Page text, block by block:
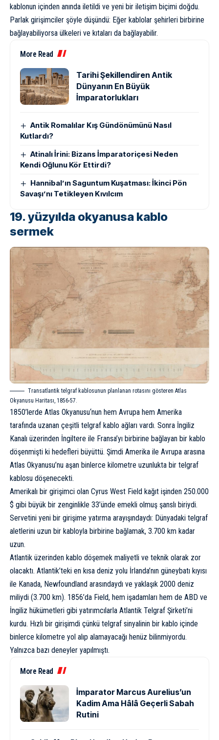
kablonun içinden anında iletildi ve yeni bir iletişim biçimi doğdu.
Parlak girişimciler şöyle düşündü: Eğer kablolar şehirleri birbirine
bağlayabiliyorsa ülkeleri ve kıtaları da bağlayabilir.
More Read
Tarihi Şekillendiren Antik
Dünyanın En Büyük
İmparatorlukları
Antik Romalılar Kış Gündönümünü Nasıl
Kutlardı?
Atinalı İrini: Bizans İmparatoriçesi Neden
Kendi Oğlunu Kör Ettirdi?
Hannibal’ın Saguntum Kuşatması: İkinci Pön
Savaşı’nı Tetikleyen Kıvılcım
19. yüzyılda okyanusa kablo
sermek
Transatlantik telgraf kablosunun planlanan rotasını gösteren Atlas
Okyanusu Haritası, 1856-57.
1850’lerde Atlas Okyanusu‘nun hem Avrupa hem Amerika
tarafında uzanan çeşitli telgraf kablo ağları vardı. Sonra İngiliz
Kanalı üzerinden İngiltere ile Fransa’yı birbirine bağlayan bir kablo
döşenmişti ki hedefleri büyüttü. Şimdi Amerika ile Avrupa arasına
Atlas Okyanusu’nu aşan binlerce kilometre uzunlukta bir telgraf
kablosu döşenecekti.
Amerikalı bir girişimci olan Cyrus West Field kağıt işinden 250.000
$ gibi büyük bir zenginlikle 33’ünde emekli olmuş şanslı biriydi.
Servetini yeni bir girişime yatırma arayışındaydı: Dünyadaki telgraf
aletlerini uzun bir kabloyla birbirine bağlamak, 3.700 km kadar
uzun.
Atlantik üzerinden kablo döşemek maliyetli ve teknik olarak zor
olacaktı. Atlantik’teki en kısa deniz yolu İrlanda’nın güneybatı kıyısı
ile Kanada, Newfoundland arasındaydı ve yaklaşık 2000 deniz
miliydi (3.700 km). 1856’da Field, hem işadamları hem de ABD ve
İngiliz hükümetleri gibi yatırımcılarla Atlantik Telgraf Şirketi’ni
kurdu. Hızlı bir girişimdi çünkü telgraf sinyalinin bir kablo içinde
binlerce kilometre yol alıp alamayacağı henüz bilinmiyordu.
Yalnızca bazı deneyler yapılmıştı.
More Read
İmparator Marcus Aurelius’un
Kadim Ama Hâlâ Geçerli Sabah
Rutini